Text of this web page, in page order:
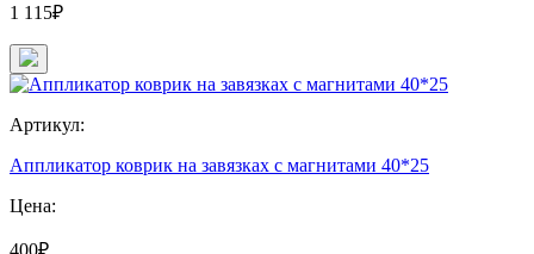
1 115₽
Артикул:
Аппликатор коврик на завязках с магнитами 40*25
Цена:
400₽